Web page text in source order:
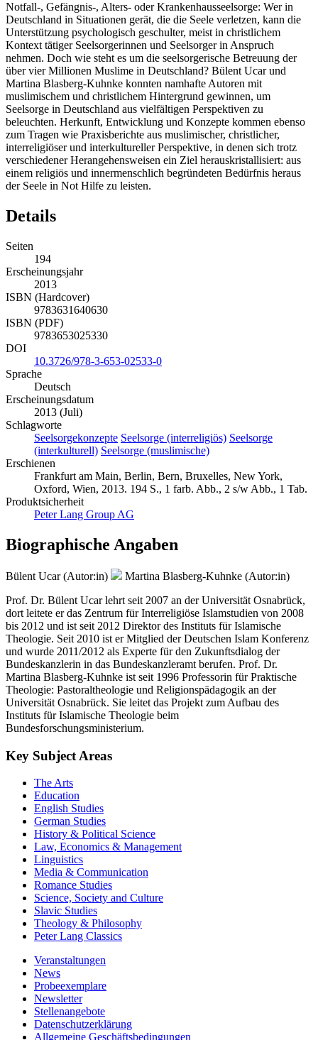
Notfall-, Gefängnis-, Alters- oder Krankenhausseelsorge: Wer in
Deutschland in Situationen gerät, die die Seele verletzen, kann die
Unterstützung psychologisch geschulter, meist in christlichem
Kontext tätiger Seelsorgerinnen und Seelsorger in Anspruch
nehmen. Doch wie steht es um die seelsorgerische Betreuung der
über vier Millionen Muslime in Deutschland? Bülent Ucar und
Martina Blasberg-Kuhnke konnten namhafte Autoren mit
muslimischem und christlichem Hintergrund gewinnen, um
Seelsorge in Deutschland aus vielfältigen Perspektiven zu
beleuchten. Herkunft, Entwicklung und Konzepte kommen ebenso
zum Tragen wie Praxisberichte aus muslimischer, christlicher,
interreligiöser und interkultureller Perspektive, in denen sich trotz
verschiedener Herangehensweisen ein Ziel herauskristallisiert: aus
einem religiös und innermenschlich begründeten Bedürfnis heraus
der Seele in Not Hilfe zu leisten.
Details
Seiten
194
Erscheinungsjahr
2013
ISBN (Hardcover)
9783631640630
ISBN (PDF)
9783653025330
DOI
10.3726/978-3-653-02533-0
Sprache
Deutsch
Erscheinungsdatum
2013 (Juli)
Schlagworte
Seelsorgekonzepte Seelsorge (interreligiös) Seelsorge
(interkulturell) Seelsorge (muslimische)
Erschienen
Frankfurt am Main, Berlin, Bern, Bruxelles, New York,
Oxford, Wien, 2013. 194 S., 1 farb. Abb., 2 s/w Abb., 1 Tab.
Produktsicherheit
Peter Lang Group AG
Biographische Angaben
Bülent Ucar (Autor:in)
Martina Blasberg-Kuhnke (Autor:in)
Prof. Dr. Bülent Ucar lehrt seit 2007 an der Universität Osnabrück,
dort leitete er das Zentrum für Interreligiöse Islamstudien von 2008
bis 2012 und ist seit 2012 Direktor des Instituts für Islamische
Theologie. Seit 2010 ist er Mitglied der Deutschen Islam Konferenz
und wurde 2011/2012 als Experte für den Zukunftsdialog der
Bundeskanzlerin in das Bundeskanzleramt berufen. Prof. Dr.
Martina Blasberg-Kuhnke ist seit 1996 Professorin für Praktische
Theologie: Pastoraltheologie und Religionspädagogik an der
Universität Osnabrück. Sie leitet das Projekt zum Aufbau des
Instituts für Islamische Theologie beim
Bundesforschungsministerium.
Key Subject Areas
The Arts
Education
English Studies
German Studies
History & Political Science
Law, Economics & Management
Linguistics
Media & Communication
Romance Studies
Science, Society and Culture
Slavic Studies
Theology & Philosophy
Peter Lang Classics
Veranstaltungen
News
Probeexemplare
Newsletter
Stellenangebote
Datenschutzerklärung
Allgemeine Geschäftsbedingungen